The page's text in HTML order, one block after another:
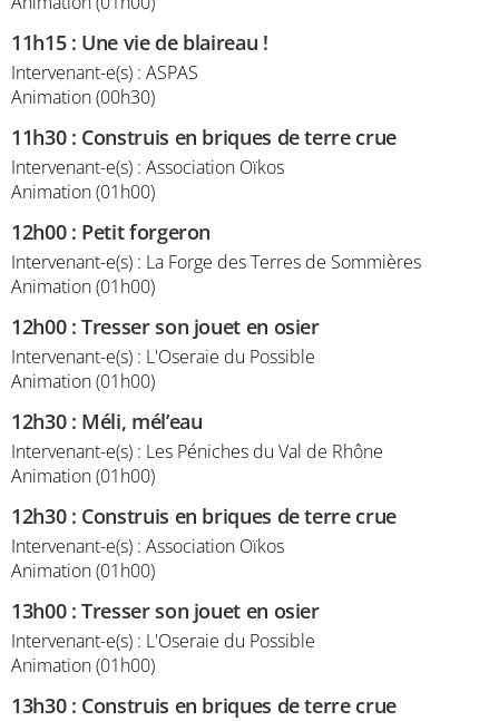
11h15: Une vie de blaireau !
Intervenant-e(s) : ASPAS
Animation (00h30)
11h30: Construis en briques de terre crue
Intervenant-e(s) : Association Oïkos
Animation (01h00)
12h00: Petit forgeron
Intervenant-e(s) : La Forge des Terres de Sommières
Animation (01h00)
12h00:Tresser son jouet en osier
Intervenant-e(s) : L'Oseraie du Possible
Animation (01h00)
12h30: Méli, mél’eau
Intervenant-e(s) : Les Péniches du Val de Rhône
Animation (01h00)
12h30: Construis en briques de terre crue
Intervenant-e(s) : Association Oïkos
Animation (01h00)
13h00:Tresser son jouet en osier
Intervenant-e(s) : L'Oseraie du Possible
Animation (01h00)
13h30: Construis en briques de terre crue